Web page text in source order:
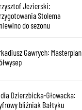
Jezierski:
Stolema
do sezonu
Gawrych: Masterplan
Dzierzbicka-Głowacka:
bliźniak Bałtyku